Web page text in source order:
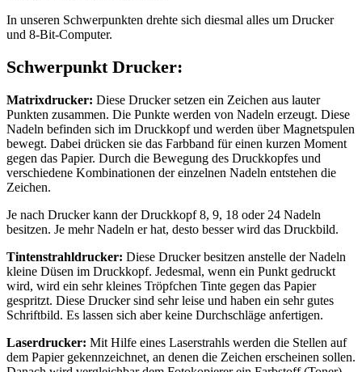
In unseren Schwerpunkten drehte sich diesmal alles um Drucker
und 8-Bit-Computer.
Schwerpunkt Drucker:
Matrixdrucker: Diese Drucker setzen ein Zeichen aus lauter
Punkten zusammen. Die Punkte werden von Nadeln erzeugt. Diese
Nadeln befinden sich im Druckkopf und werden über Magnetspulen
bewegt. Dabei drücken sie das Farbband für einen kurzen Moment
gegen das Papier. Durch die Bewegung des Druckkopfes und
verschiedene Kombinationen der einzelnen Nadeln entstehen die
Zeichen.
Je nach Drucker kann der Druckkopf 8, 9, 18 oder 24 Nadeln
besitzen. Je mehr Nadeln er hat, desto besser wird das Druckbild.
Tintenstrahldrucker: Diese Drucker besitzen anstelle der Nadeln
kleine Düsen im Druckkopf. Jedesmal, wenn ein Punkt gedruckt
wird, wird ein sehr kleines Tröpfchen Tinte gegen das Papier
gespritzt. Diese Drucker sind sehr leise und haben ein sehr gutes
Schriftbild. Es lassen sich aber keine Durchschläge anfertigen.
Laserdrucker: Mit Hilfe eines Laserstrahls werden die Stellen auf
dem Papier gekennzeichnet, an denen die Zeichen erscheinen sollen.